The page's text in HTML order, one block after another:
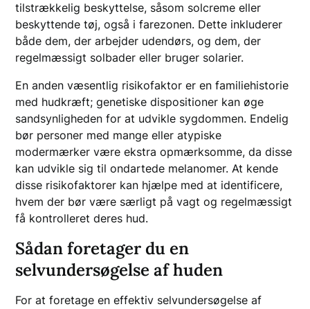
tilstrækkelig beskyttelse, såsom solcreme eller
beskyttende tøj, også i farezonen. Dette inkluderer
både dem, der arbejder udendørs, og dem, der
regelmæssigt solbader eller bruger solarier.
En anden væsentlig risikofaktor er en familiehistorie
med hudkræft; genetiske dispositioner kan øge
sandsynligheden for at udvikle sygdommen. Endelig
bør personer med mange eller atypiske
modermærker være ekstra opmærksomme, da disse
kan udvikle sig til ondartede melanomer. At kende
disse risikofaktorer kan hjælpe med at identificere,
hvem der bør være særligt på vagt og regelmæssigt
få kontrolleret deres hud.
Sådan foretager du en
selvundersøgelse af huden
For at foretage en effektiv selvundersøgelse af